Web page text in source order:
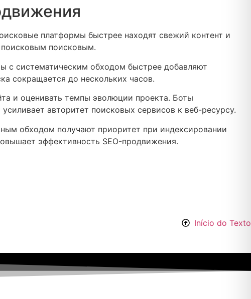
платформы быстрее находят свежий контент и
поисковым.
с систематическим обходом быстрее добавляют
сокращается до нескольких часов.
и оценивать темпы эволюции проекта. Боты
авторитет поисковых сервисов к веб-ресурсу.
обходом получают приоритет при индексировании
эффективность SEO-продвижения.
Início do Texto